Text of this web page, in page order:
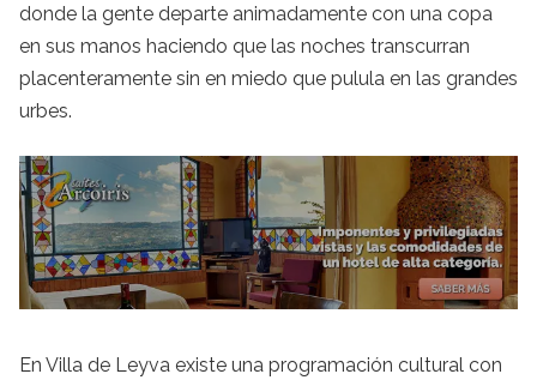
donde la gente departe animadamente con una copa
en sus manos haciendo que las noches transcurran
placenteramente sin en miedo que pulula en las grandes
urbes.
En Villa de Leyva existe una programación cultural con